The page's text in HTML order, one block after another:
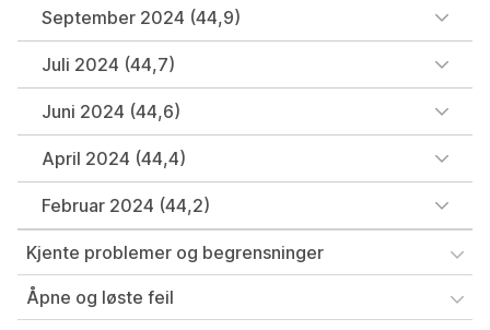
September 2024 (44,9)
Juli 2024 (44,7)
Juni 2024 (44,6)
April 2024 (44,4)
Februar 2024 (44,2)
Kjente problemer og begrensninger
Åpne og løste feil